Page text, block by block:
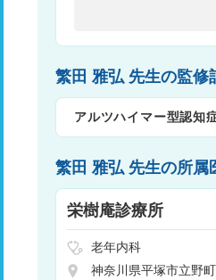
繁田 雅弘 先生の監修
アルツハイマー型認知
繁田 雅弘 先生の所属
栄樹庵診療所
老年内科
神奈川県平塚市立野